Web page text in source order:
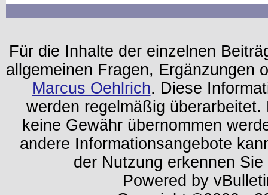
Für die Inhalte der einzelnen
allgemeinen Fragen, Ergänzungen
Marcus Oehlrich. Diese
werden regelmäßig
keine Gewähr übernommen
andere Informationsangebote
der Nutzung erkennen
Powered by